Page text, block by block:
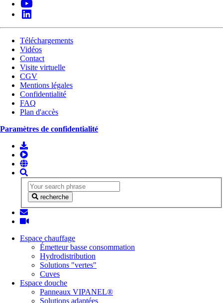
Téléchargements
Vidéos
Contact
Visite virtuelle
CGV
Mentions légales
Confidentialité
FAQ
Plan d'accès
Paramètres de confidentialité
recherche
Espace chauffage
Émetteur basse consommation
Hydrodistribution
Solutions "vertes"
Cuves
Espace douche
Panneaux VIPANEL®
Solutions adaptées